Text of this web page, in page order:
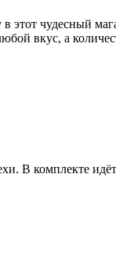
этот чудесный
вкус, а
В комплекте